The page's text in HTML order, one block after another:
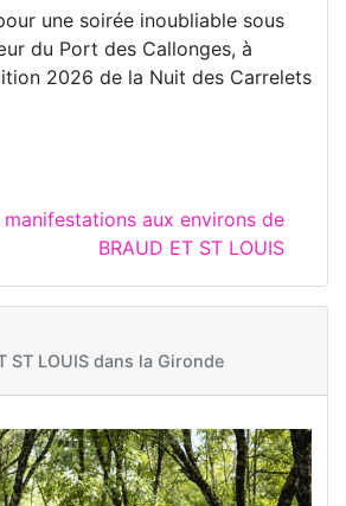
une soirée inoubliable sous
du Port des Callonges, à
2026 de la Nuit des Carrelets
aux environs de
BRAUD ET ST LOUIS
ST LOUIS dans la Gironde